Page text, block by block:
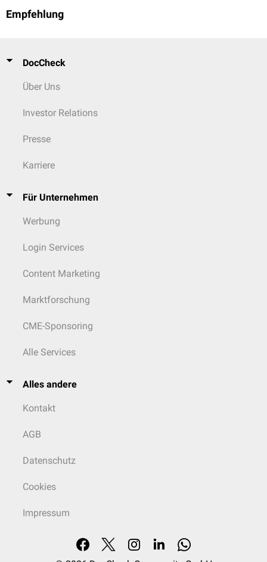
Empfehlung
DocCheck
Über Uns
Investor Relations
Presse
Karriere
Für Unternehmen
Werbung
Login Services
Content Marketing
Marktforschung
CME-Sponsoring
Alle Services
Alles andere
Kontakt
AGB
Datenschutz
Cookies
Impressum